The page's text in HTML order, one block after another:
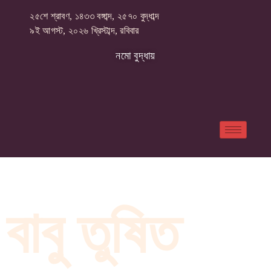
২৫শে শ্রাবণ, ১৪৩৩ বঙ্গাব্দ, ২৫৭০ বুদ্ধাব্দ
৯ই আগস্ট, ২০২৬ খ্রিস্টাব্দ, রবিবার
নমো বুদ্ধায়
বাবু তুষিত